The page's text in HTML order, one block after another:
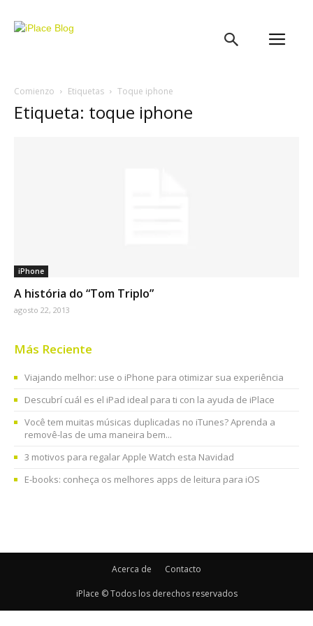
Comienzo Etiquetas Toque iphone
Etiqueta: toque iphone
iPhone
A história do “Tom Triplo”
agosto 22, 2013
Más Reciente
Viajando melhor: use o iPhone para otimizar sua experiência
Descubrí cuál es el iPad ideal para ti con la ayuda de iPlace
Você tem muitas músicas duplicadas no iTunes? Aprenda a
removê-las de uma maneira bem...
3 motivos para regalar Apple Watch esta Navidad
E-books: conheça os melhores apps de leitura para iOS
Acerca de Contacto
iPlace © Todos los derechos reservados